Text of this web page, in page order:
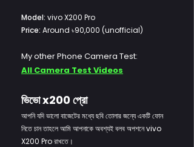
Model: vivo X200 Pro
Price: Around ৳90,000 (unofficial)
My other Phone Camera Test:
All Camera Test Videos
ভিভোx200প্রো
আপনি যদি ভালো বাজেটের মধ্যে ছবি তোলার জন্যে একটি ফোন
নিতে চান তাহলে আমি আপনাকে অবশ্যই বলব অপশনেvivo
X200 Proরাখতে।